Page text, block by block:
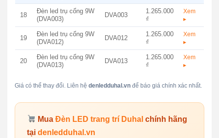
18
Đèn led trụ cổng 9W
(DVA003)
DVA003
1.265.000
₫
Xem
▸
19
Đèn led trụ cổng 9W
(DVA012)
DVA012
1.265.000
₫
Xem
▸
20
Đèn led trụ cổng 9W
(DVA013)
DVA013
1.265.000
₫
Xem
▸
Giá có thể thay đổi. Liên hệ denledduhal.vnđể báo giá chính xác nhất.
MuaĐèn LED trang trí Duhal chính hãng
tại denledduhal.vn